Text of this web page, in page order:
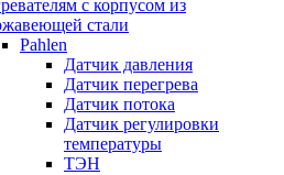
с корпусом из
стали
Pahlen
Датчик давления
Датчик перегрева
Датчик потока
Датчик регулировки
температуры
ТЭН